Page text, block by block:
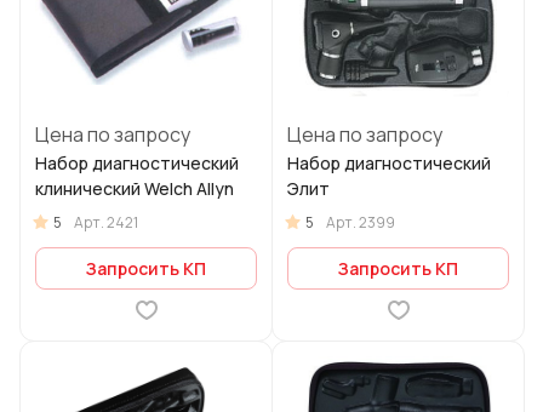
Цена по запросу
Набор диагностический
клинический Welch Allyn
5 Арт.2421
Запросить КП
Цена по запросу
Набор диагностический
Элит
5 Арт.2399
Запросить КП